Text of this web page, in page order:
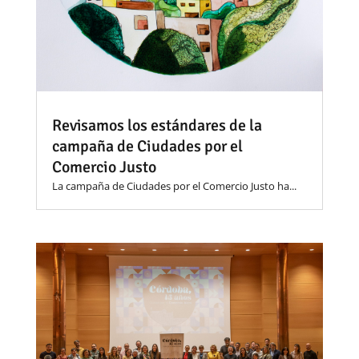
Revisamos los estándares de la
campaña de Ciudades por el
Comercio Justo
La campaña de Ciudades por el Comercio Justo ha...